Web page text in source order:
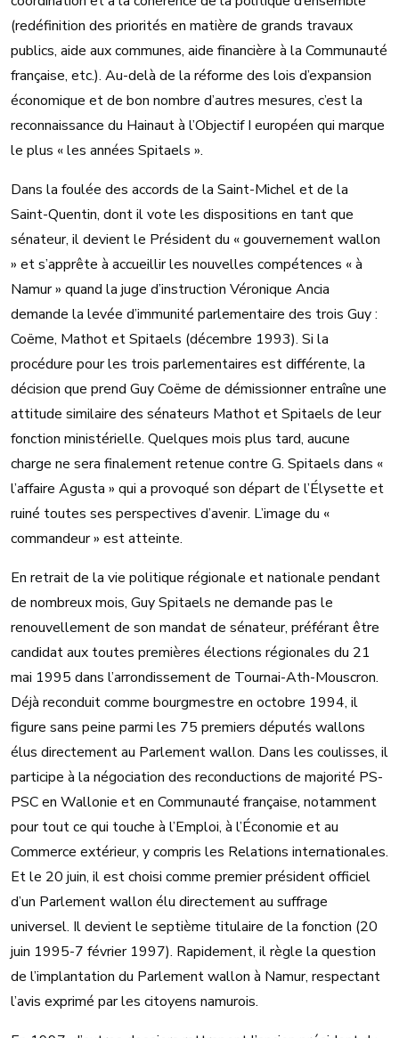
(redéfinition des priorités en matière de grands travaux
publics, aide aux communes, aide financière à la Communauté
française, etc.). Au-delà de la réforme des lois d’expansion
économique et de bon nombre d’autres mesures, c’est la
reconnaissance du Hainaut à l’Objectif I européen qui marque
le plus « les années Spitaels ».
Dans la foulée des accords de la Saint-Michel et de la
Saint-Quentin, dont il vote les dispositions en tant que
sénateur, il devient le Président du « gouvernement wallon
» et s’apprête à accueillir les nouvelles compétences « à
Namur » quand la juge d’instruction Véronique Ancia
demande la levée d’immunité parlementaire des trois Guy :
Coëme, Mathot et Spitaels (décembre 1993). Si la
procédure pour les trois parlementaires est différente, la
décision que prend Guy Coëme de démissionner entraîne une
attitude similaire des sénateurs Mathot et Spitaels de leur
fonction ministérielle. Quelques mois plus tard, aucune
charge ne sera finalement retenue contre G. Spitaels dans «
l’affaire Agusta » qui a provoqué son départ de l’Élysette et
ruiné toutes ses perspectives d’avenir. L’image du «
commandeur » est atteinte.
En retrait de la vie politique régionale et nationale pendant
de nombreux mois, Guy Spitaels ne demande pas le
renouvellement de son mandat de sénateur, préférant être
candidat aux toutes premières élections régionales du 21
mai 1995 dans l’arrondissement de Tournai-Ath-Mouscron.
Déjà reconduit comme bourgmestre en octobre 1994, il
figure sans peine parmi les 75 premiers députés wallons
élus directement au Parlement wallon. Dans les coulisses, il
participe à la négociation des reconductions de majorité PS-
PSC en Wallonie et en Communauté française, notamment
pour tout ce qui touche à l’Emploi, à l’Économie et au
Commerce extérieur, y compris les Relations internationales.
Et le 20 juin, il est choisi comme premier président officiel
d’un Parlement wallon élu directement au suffrage
universel. Il devient le septième titulaire de la fonction (20
juin 1995-7 février 1997). Rapidement, il règle la question
de l’implantation du Parlement wallon à Namur, respectant
l’avis exprimé par les citoyens namurois.